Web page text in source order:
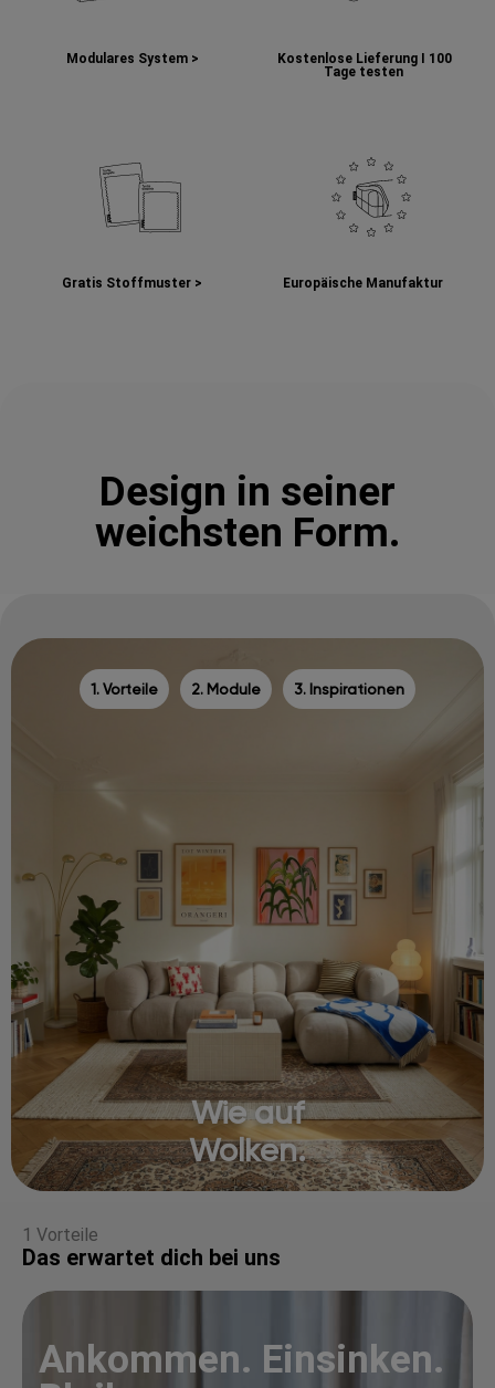
Modulares System > Kostenlose Lieferung I 100
Tage testen
Gratis Stoffmuster > Europäische Manufaktur
Design in seiner
weichsten Form.
1. Vorteile 2. Module 3. Inspirationen
Wie auf
Wolken.
1 Vorteile
Das erwartet dich bei uns
Ankommen. Einsinken.